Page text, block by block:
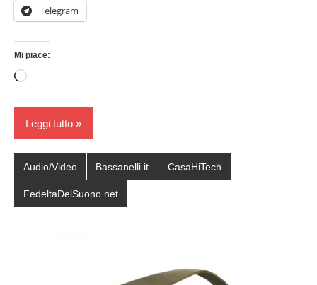
Telegram
Mi piace:
Caricamento
corso…
Leggi tutto
Audio/Video Bassanelli.it CasaHiTech
FedeltaDelSuono.net